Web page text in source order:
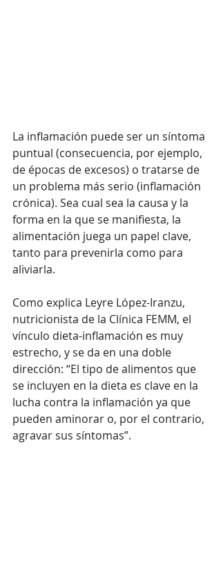
La inflamación puede ser un síntoma
puntual (consecuencia, por ejemplo,
de épocas de excesos) o tratarse de
un problema más serio (inflamación
crónica). Sea cual sea la causa y la
forma en la que se manifiesta, la
alimentación juega un papel clave,
tanto para prevenirla como para
aliviarla.
Como explica Leyre López-Iranzu,
nutricionista de la Clínica FEMM, el
vínculo dieta-inflamación es muy
estrecho, y se da en una doble
dirección: “El tipo de alimentos que
se incluyen en la dieta es clave en la
lucha contra la inflamación ya que
pueden aminorar o, por el contrario,
agravar sus síntomas”.